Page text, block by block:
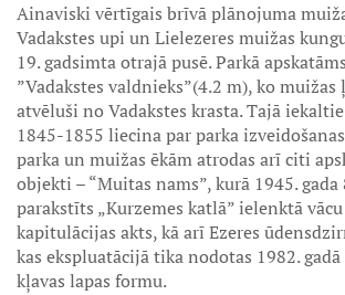
Ainaviski vērtīgais brīvā plānojuma
Vadakstes upi un Lielezeres muižas
19. gadsimta otrajā pusē. Parkā
”Vadakstes valdnieks”(4.2 m), ko muižas
atvēluši no Vadakstes krasta. Tajā
1845-1855 liecina par parka
parka un muižas ēkām atrodas arī citi
objekti – “Muitas nams”, kurā 1945.
parakstīts „Kurzemes katlā” ielenktā
kapitulācijas akts, kā arī Ezeres
kas ekspluatācijā tika nodotas 1982.
kļavas lapas formu.